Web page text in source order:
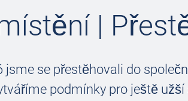
|
jsme se přestěhovali do
podmínky pro ještě